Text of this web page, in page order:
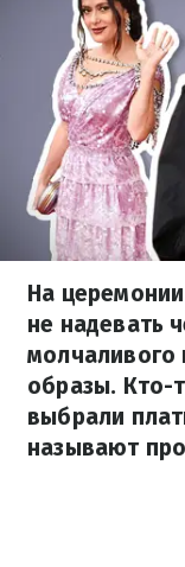
На
не надевать
молчаливого
образы. Кто-
выбрали
называют